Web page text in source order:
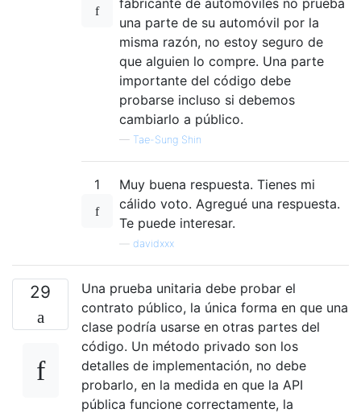
una parte de su automóvil por la
misma razón, no estoy seguro de
que alguien lo compre. Una parte
importante del código debe
probarse incluso si debemos
cambiarlo a público.
— Tae-Sung Shin
1
Muy buena respuesta. Tienes mi
cálido voto. Agregué una respuesta.
Te puede interesar.
davidxxx
29
Una prueba unitaria debe probar el
contrato público, la única forma en que una
clase podría usarse en otras partes del
código. Un método privado son los
detalles de implementación, no debe
probarlo, en la medida en que la API
pública funcione correctamente, la